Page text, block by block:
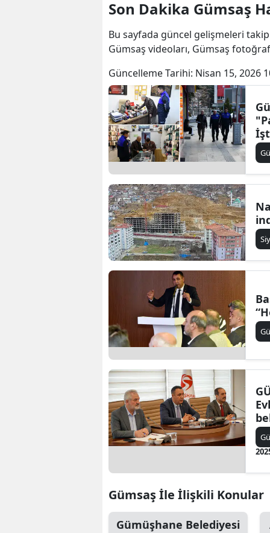
Son Dakika Gümsaş
Bu sayfada güncel gelişmeleri
Gümsaş videoları, Gümsaş
Güncelleme Tarihi: Nisan 15, 2026
Gümsaş İle İlişkili Konular
Gümüşhane Belediyesi